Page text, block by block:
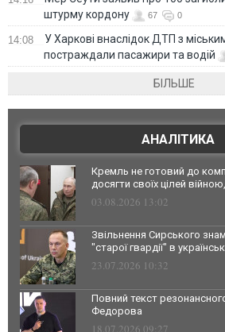
штурму кордону
67 0
14:08
У Харкові внаслідок ДТП з
постраждали пасажири та водій
БІЛЬШЕ
АНАЛІТИКА
Кремль не готовий до
досягти своїх цілей
03.08.2026 13:02
Звільнення Сирського
"старої гвардії" в
23.07.2026 10:32
Повний текст
Федорова
18.07.2026 09:27